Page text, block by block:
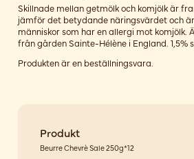
Skillnade mellan getmölk och komjölk är
jämför det betydande näringsvärdet och
människor som har en allergi mot komjölk.
från gården Sainte-Hélène i England. 1,5%
Produkten är en beställningsvara.
Produkt
Beurre Chevrè Sale 250g*12